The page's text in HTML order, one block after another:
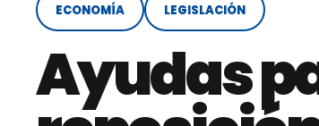
ECONOMÍA LEGISLACIÓN
Ayudas